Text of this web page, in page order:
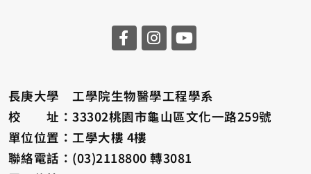
長庚大學 工學院生物醫學工程學系
校 址：33302桃園市龜山區文化一路259號
單位位置：工學大樓 4樓
聯絡電話：(03)2118800 轉3081